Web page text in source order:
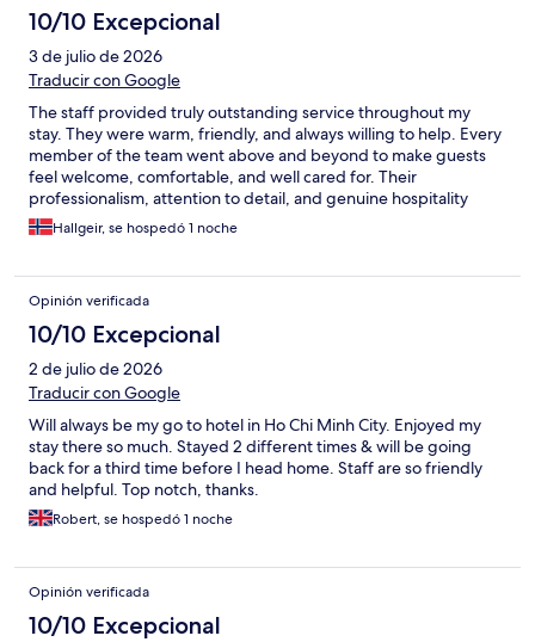
10/10 Excepcional
3 de julio de 2026
Traducir con Google
The staff provided truly outstanding service throughout my
stay. They were warm, friendly, and always willing to help. Every
member of the team went above and beyond to make guests
feel welcome, comfortable, and well cared for. Their
professionalism, attention to detail, and genuine hospitality
made my stay exceptional. I highly recommend this hotel and
would gladly stay here again.
Hallgeir, se hospedó 1 noche
Opinión verificada
10/10 Excepcional
2 de julio de 2026
Traducir con Google
Will always be my go to hotel in Ho Chi Minh City. Enjoyed my
stay there so much. Stayed 2 different times & will be going
back for a third time before I head home. Staff are so friendly
and helpful. Top notch, thanks.
Robert, se hospedó 1 noche
Opinión verificada
10/10 Excepcional